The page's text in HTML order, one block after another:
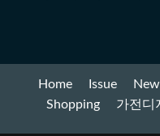
Home Issue
Shopping
가전디